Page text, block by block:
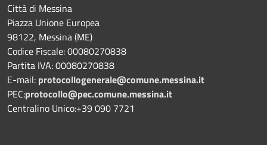
Città di Messina
Piazza Unione Europea
98122, Messina (ME)
Codice Fiscale: 00080270838
Partita IVA: 00080270838
E-mail: protocollogenerale@comune.messina.it
PEC:protocollo@pec.comune.messina.it
Centralino Unico:+39 090 7721